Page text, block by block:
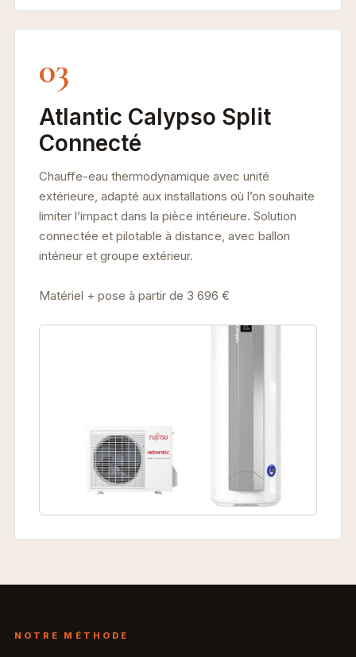
03
Atlantic Calypso Split
Connecté
Chauffe-eau thermodynamique avec unité
extérieure, adapté aux installations où l’on souhaite
limiter l’impact dans la pièce intérieure. Solution
connectée et pilotable à distance, avec ballon
intérieur et groupe extérieur.
Matériel + pose à partir de 3 696 €
NOTRE MÉTHODE